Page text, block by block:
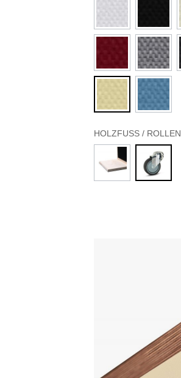
HOLZFUSS / ROLLEN